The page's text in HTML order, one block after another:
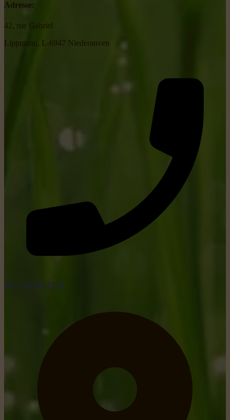
Adresse:
42, rue Gabriel
Lippmann, L-6947 Niederanven
tel: +352 26 15 26